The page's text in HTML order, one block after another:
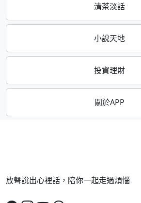
清茶淡話
小說天地
投資理財
關於APP
放聲說出心裡話，陪你一起走過煩惱